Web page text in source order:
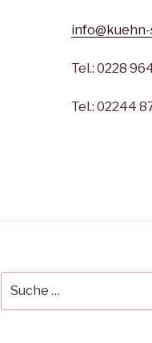
Tel.: 0228
Tel.: 02244
nach: